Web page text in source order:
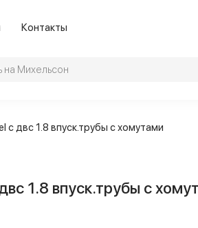
Контакты
двс 1.8 впуск.трубы с хомутами
1.8 впуск.трубы с